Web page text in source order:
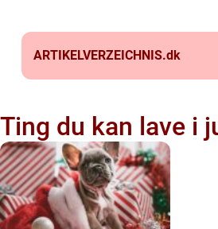
ARTIKELVERZEICHNIS.dk
Ting du kan lave i